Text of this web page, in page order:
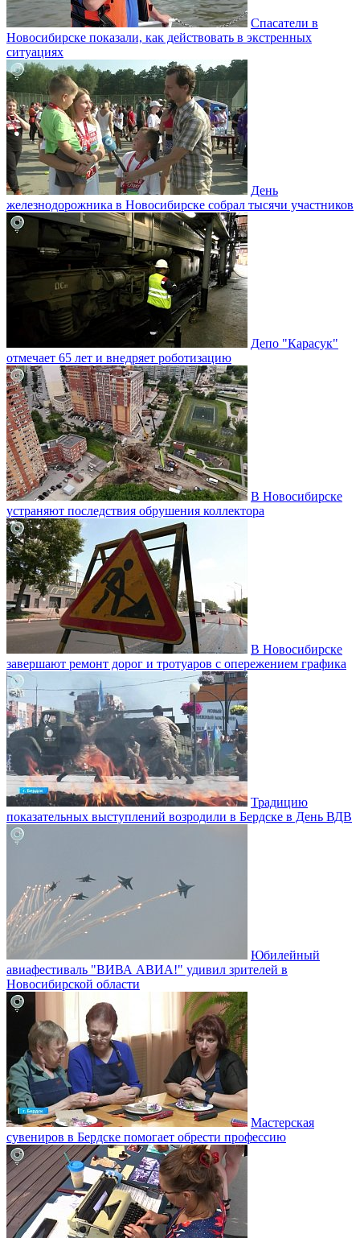
Спасатели в
Новосибирске показали, как действовать в экстренных
ситуациях
День
железнодорожника в Новосибирске собрал тысячи участников
Депо "Карасук"
отмечает 65 лет и внедряет роботизацию
В Новосибирске
устраняют последствия обрушения коллектора
В Новосибирске
завершают ремонт дорог и тротуаров с опережением графика
Традицию
показательных выступлений возродили в Бердске в День ВДВ
Юбилейный
авиафестиваль "ВИВА АВИА!" удивил зрителей в
Новосибирской области
Мастерская
сувениров в Бердске помогает обрести профессию